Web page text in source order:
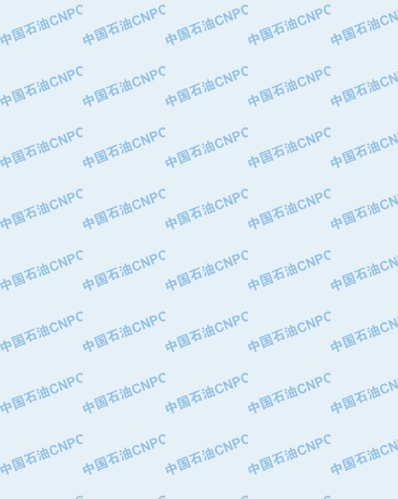
·上海高桥石化
·中国石化扬子石油化工股份有限公司
·中国石化长岭炼化公司
·中国石油长庆油田分公司
·中国石油宁夏石化分公司
·山东墨龙石油机械股份有限公司
·大庆油田物资集团
·斯伦贝谢(天津)采油机械有限公司
·南阳防爆集团有限公司
·乳山市力久特种电机有限公司
·无锡西姆莱斯石油专用管制造有限公
·沈阳全密封变压器股份有限公司
·特变电工股份有限公司
·中国石化镇海炼油化工股份有限公司
·三明高中压阀门有限公司
·宁波永泰塑料机械有限公司宁波高压
·上海人民企业集团有限公司
·西安巨力石油技术有限责任公司